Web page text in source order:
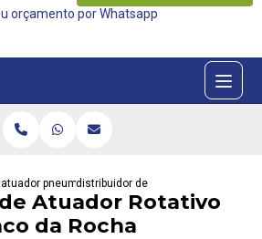
orçamento por Whatsapp
atuador pneumatico rotativodistribuidor de atuador rotativo
Atuador Rotativo
da Rocha